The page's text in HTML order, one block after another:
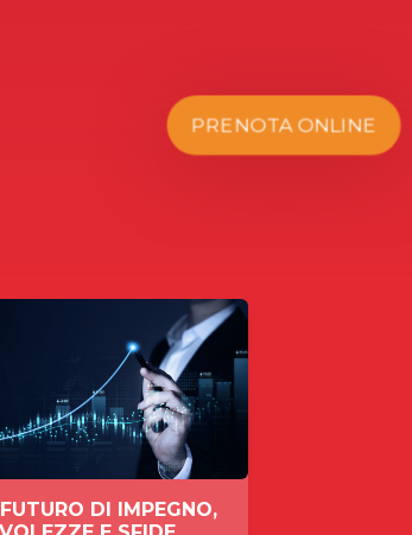
PRENOTA ONLINE
FUTURO DI IMPEGNO,